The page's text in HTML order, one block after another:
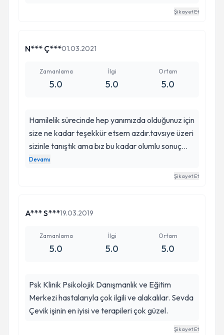
rahatsızlığı birlikte aşabildik. Pandemiyle birlikte
etsem kendisine azdır. Herkese tavsiye
Şikayet Et
N*** Ç***01.03.2021
Zamanlama
5.0
İlgi
5.0
Ortam
5.0
Hamilelik sürecinde hep yanımızda olduğunuz için
size ne kadar teşekkür etsem azdır.tavsıye üzeri
sizinle tanıştık ama bız bu kadar olumlu sonuç
alacağımızı tahmın bıle edememiştik.hamılelıgım
korku sıkıntılı zorluk içinde gececıgını düşünürken
Devamı
Şikayet Et
A*** S***19.03.2019
Zamanlama
5.0
İlgi
5.0
Ortam
5.0
Psk Klinik Psikolojik Danışmanlık ve Eğitim
Merkezi hastalarıyla çok ilgili ve alakalılar. Sevda
Çevik işinin en iyisi ve terapileri çok güzel.
Şikayet Et